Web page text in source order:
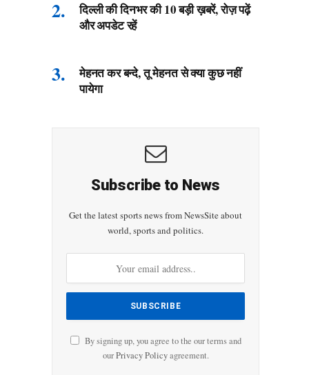
दिल्ली की दिनभर की 10 बड़ी ख़बरें, रोज़ पढ़ें
और अपडेट रहें
मेहनत कर बन्दे, तू मेहनत से क्या कुछ नहीं
पायेगा
Subscribe to News
Get the latest sports news from NewsSite about
world, sports and politics.
By signing up, you agree to the our terms and
ourPrivacy Policyagreement.